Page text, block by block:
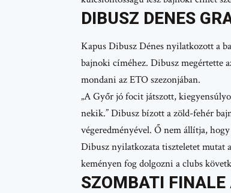
DIBUSZ DENES
Kapus Dibusz Dénes nyilatkozott a
bajnoki címéhez. Dibusz megértette
mondani az ETO szezonjában.
„A Győr jó focit játszott,
nekik.” Dibusz bízott a zöld-fehér
végeredményével. Ő nem állítja,
Dibusz nyilatkozata tiszteletet mutat
keményen fog dolgozni a clubs
SZOMBATI